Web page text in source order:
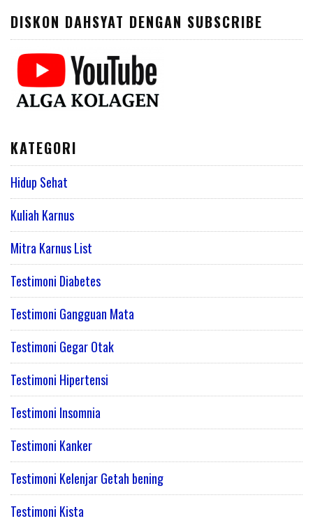
DISKON DAHSYAT DENGAN SUBSCRIBE
KATEGORI
Hidup Sehat
Kuliah Karnus
Mitra Karnus List
Testimoni Diabetes
Testimoni Gangguan Mata
Testimoni Gegar Otak
Testimoni Hipertensi
Testimoni Insomnia
Testimoni Kanker
Testimoni Kelenjar Getah bening
Testimoni Kista